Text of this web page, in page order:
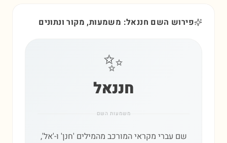
פירוש השם חננאל: משמעות, מקור ונתונים
✨
חננאל
משמעות השם
שם עברי מקראי המורכב מהמילים 'חנן' ו-'אל',